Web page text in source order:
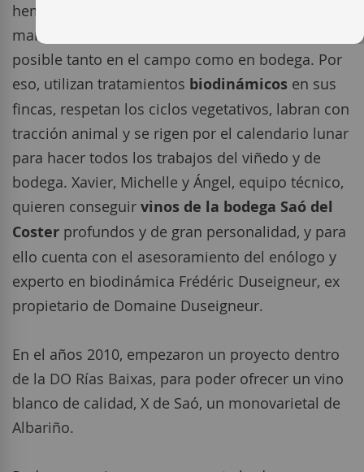
hemos de tener en cuenta, que trabajan de
manera artesanal, interviniendo lo menos
posible tanto en el campo como en bodega. Por
eso, utilizan tratamientos biodinámicos en sus
fincas, respetan los ciclos vegetativos, labran con
tracción animal y se rigen por el calendario lunar
para hacer todos los trabajos del viñedo y de
bodega. Xavier, Michelle y Ángel, equipo técnico,
quieren conseguir vinos de la bodega Saó del
Coster profundos y de gran personalidad, y para
ello cuenta con el asesoramiento del enólogo y
experto en biodinámica Frédéric Duseigneur, ex
propietario de Domaine Duseigneur.
En el años 2010, empezaron un proyecto dentro
de la DO Rías Baixas, para poder ofrecer un vino
blanco de calidad, X de Saó, un monovarietal de
Albariño.